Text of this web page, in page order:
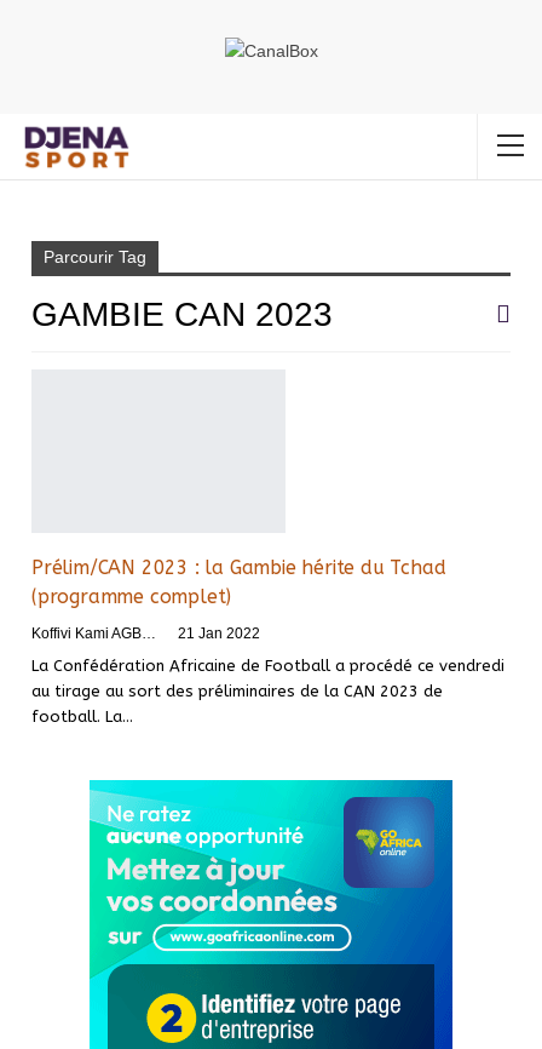
Parcourir Tag
GAMBIE CAN 2023
Prélim/CAN 2023 : la Gambie hérite du Tchad
(programme complet)
21 Jan 2022
La Confédération Africaine de Football a procédé ce vendredi
au tirage au sort des préliminaires de la CAN 2023 de
football. La…